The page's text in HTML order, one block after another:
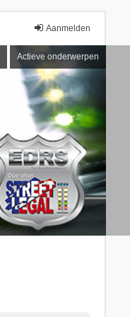
Aanmelden
Actieve onderwerpen